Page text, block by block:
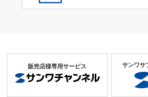
販売店様専用サービス サンワサ